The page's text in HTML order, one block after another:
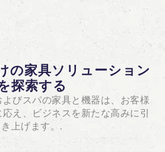
の家具ソリューション
探索する
びスパの家具と機器は、お客様
え、ビジネスを新たな高みに引
き上げます。.